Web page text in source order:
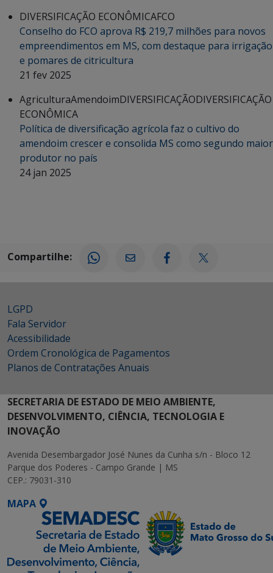
DIVERSIFICAÇÃO ECONÔMICAFCO
Conselho do FCO aprova R$ 219,7 milhões para novos
empreendimentos em MS, com destaque para irrigação
e pomares de citricultura
21 fev 2025
AgriculturaAmendoimDIVERSIFICAÇÃODIVERSIFICAÇÃO
ECONÔMICA
Política de diversificação agrícola faz o cultivo do
amendoim crescer e consolida MS como segundo maior
produtor no país
24 jan 2025
Compartilhe:
LGPD
Fala Servidor
Acessibilidade
Ordem Cronológica de Pagamentos
Planos de Contratações Anuais
SECRETARIA DE ESTADO DE MEIO AMBIENTE,
DESENVOLVIMENTO, CIÊNCIA, TECNOLOGIA E
INOVAÇÃO
Avenida Desembargador José Nunes da Cunha s/n - Bloco 12
Parque dos Poderes - Campo Grande | MS
CEP.: 79031-310
MAPA